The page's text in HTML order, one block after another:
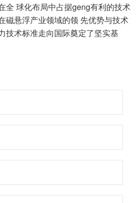
全 球化布局中占据geng有利的技术
磁悬浮产业领域的领 先优势与技术
技术标准走向国际奠定了坚实基